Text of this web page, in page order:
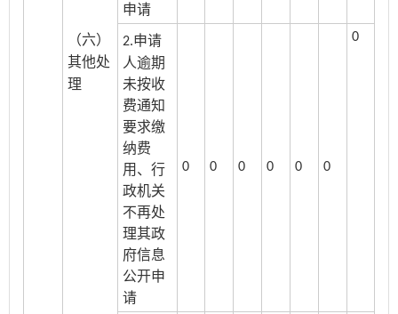
（六）
其他处
理
申请
2.申请
人逾期
未按收
费通知
要求缴
纳费
用、行
政机关
不再处
理其政
府信息
公开申
请
0 0 0 0 0 0
0